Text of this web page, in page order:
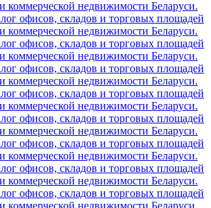
коммерческой недвижимости Беларуси.
офисов, складов и торговых площадей
коммерческой недвижимости Беларуси.
офисов, складов и торговых площадей
коммерческой недвижимости Беларуси.
офисов, складов и торговых площадей
коммерческой недвижимости Беларуси.
офисов, складов и торговых площадей
коммерческой недвижимости Беларуси.
офисов, складов и торговых площадей
коммерческой недвижимости Беларуси.
офисов, складов и торговых площадей
коммерческой недвижимости Беларуси.
офисов, складов и торговых площадей
коммерческой недвижимости Беларуси.
офисов, складов и торговых площадей
коммерческой недвижимости Беларуси.